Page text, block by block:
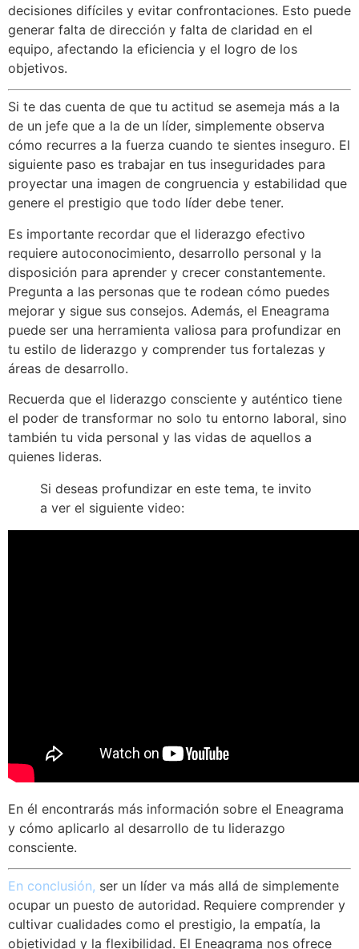
decisiones difíciles y evitar confrontaciones. Esto puede
generar falta de dirección y falta de claridad en el
equipo, afectando la eficiencia y el logro de los
objetivos.
Si te das cuenta de que tu actitud se asemeja más a la
de un jefe que a la de un líder, simplemente observa
cómo recurres a la fuerza cuando te sientes inseguro. El
siguiente paso es trabajar en tus inseguridades para
proyectar una imagen de congruencia y estabilidad que
genere el prestigio que todo líder debe tener.
Es importante recordar que el liderazgo efectivo
requiere autoconocimiento, desarrollo personal y la
disposición para aprender y crecer constantemente.
Pregunta a las personas que te rodean cómo puedes
mejorar y sigue sus consejos. Además, el Eneagrama
puede ser una herramienta valiosa para profundizar en
tu estilo de liderazgo y comprender tus fortalezas y
áreas de desarrollo.
Recuerda que el liderazgo consciente y auténtico tiene
el poder de transformar no solo tu entorno laboral, sino
también tu vida personal y las vidas de aquellos a
quienes lideras.
Si deseas profundizar en este tema, te invito
a ver el siguiente video:
En él encontrarás más información sobre el Eneagrama
y cómo aplicarlo al desarrollo de tu liderazgo
consciente.
En conclusión, ser un líder va más allá de simplemente
ocupar un puesto de autoridad. Requiere comprender y
cultivar cualidades como el prestigio, la empatía, la
objetividad y la flexibilidad. El Eneagrama nos ofrece